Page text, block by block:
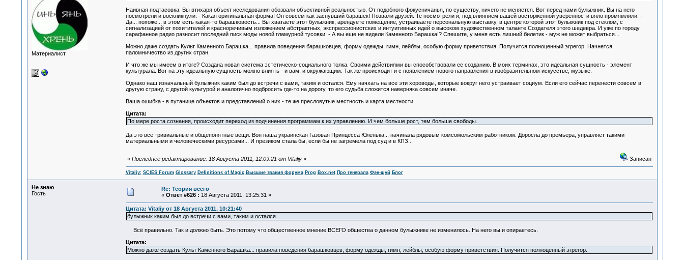
Материалист
Наивная подтасовка. Вы втихаря объект исследования обозвали объективной реальностью. От подобного фокусничанья, по существу, ничего не меняется. Вот перед нами булыжник. Вы на него
посмотрели и воскликнули: - Какая оригинальная форма! Он совсем как заснувший барашек! Позвали друзей. Те посмотрели и, под влиянием вашей восторженной уверенности вяло промямлили: -
Да... похоже... в этом есть какая-то барашковость... Вы хватаете этот булыжник, арендуете помещение, устраиваете персональную выставку, в центре которой этот булыжник под стеклом, с
сигнализацией от похитителей и красноречивым изложением абстрактных, экспрессионистских и интуитивных идей о высоком художественном таланте Создателя этого шедевра. И уже по городу
сарафанное радио разносит последний писк моды новой гламурной тусовки: - А вы еще не видели Каменного Барашка!? Спешите, у меня есть лишний билетик - муж не может выбраться...
Можно даже создать Культ Каменного Барашка... правила поведения барашковцев, форму одежды, гимн, лейблы, особую форму приветствия. Получится полноценный эгрегор. Начнется
паломничество из других стран.
И что же мы имеем в итоге? Создана новая система эстетическо-социального толка. Своими действиями вы способствовали ее созданию. В моих терминах, это идеальная сущность - элемент
культурала. Вот на эту идеальную сущность можно влиять - и вам, и окружающим. Так же происходит и с появлением нового направления в изобразительном искусстве, музыке.
Однако наш изначальный булыжник каким был до встречи с вами, таким и остался. Ему начхать на все эти хороводы, которые вокруг него устраивает социум. Если его сейчас перенести совсем в
другую страну, с другой культурой и аналогично подбросить где-то на дорогу, то его судьба сложится наверняка совсем иначе.
Ваша ошибка - в путанице объектов и представлений о них - те же пресловутые местность и карта местности.
Цитата:
По мере роста сознания, происходит переход из подчинения программам к их управлению. И чем больше рост, тем больше свободы.
Да это все тривиальные и общепонятные вещи. Вон наша украинская Газовая Принцесса Юленька... начинала рядовым комсомольским работником. Доросла до премьера, управляет такими
материальными и человеческими ресурсами... И презиком стала бы, если бы не загремела под суд и в КПЗ...
« Последнее редактирование: 18 Августа 2011, 12:09:21 от Vitaliy» Записан
Vitaliy: SCIES Forum Glossary Definitions of Magic Высшие звания форума Prog Box.net Про генерала Фэн-шуй Блог
Не знаю
Гость
Re: Теория всего
« Ответ #626 : 18 Августа 2011, 13:25:31 »
Цитата: Vitaliy от 18 Августа 2011, 10:21:40
булыжник каким был до встречи с вами, таким и остался
Всё правильно. Так и должно быть. Это потому что общественное мнение ВСЕГО общества о данном булыжнике не изменилось. На него вы и опираетесь.
Цитата:
Можно даже создать Культ Каменного Барашка... правила поведения барашковцев, форму одежды, гимн, лейблы, особую форму приветствия. Получится полноценный эгрегор.